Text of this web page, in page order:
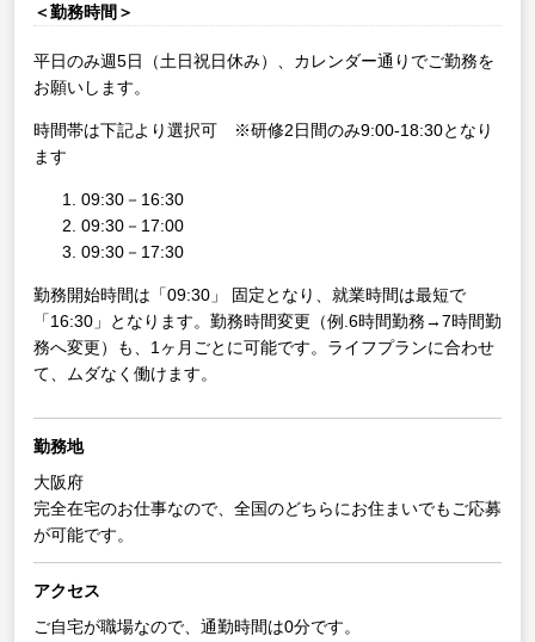
＜勤務時間＞
平日のみ週5日（土日祝日休み）、カレンダー通りでご勤務を
お願いします。
時間帯は下記より選択可 ※研修2日間のみ9:00-18:30となり
ます
09:30－16:30
09:30－17:00
09:30－17:30
勤務開始時間は「09:30」 固定となり、就業時間は最短で
「16:30」となります。勤務時間変更（例.6時間勤務→7時間勤
務へ変更）も、1ヶ月ごとに可能です。ライフプランに合わせ
て、ムダなく働けます。
勤務地
大阪府
完全在宅のお仕事なので、全国のどちらにお住まいでもご応募
が可能です。
アクセス
ご自宅が職場なので、通勤時間は0分です。